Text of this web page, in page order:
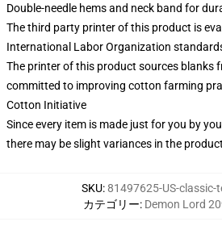
Double-needle hems and neck band for
The third party printer of this product is
International Labor Organization
The printer of this product sources blanks
committed to improving cotton farming
Cotton Initiative
Since every item is made just for you by
there may be slight variances in the
SKU:81497625-US-classic-
カテゴリー: Demon Lord